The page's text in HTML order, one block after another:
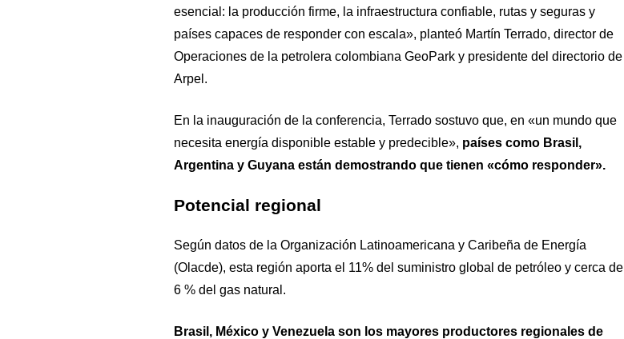
esencial: la producción firme, la infraestructura confiable, rutas y seguras y
países capaces de responder con escala», planteó Martín Terrado, director de
Operaciones de la petrolera colombiana GeoPark y presidente del directorio de
Arpel.
En la inauguración de la conferencia, Terrado sostuvo que, en «un mundo que
necesita energía disponible estable y predecible», países como Brasil,
Argentina y Guyana están demostrando que tienen «cómo responder».
Potencial regional
Según datos de la Organización Latinoamericana y Caribeña de Energía
(Olacde), esta región aporta el 11% del suministro global de petróleo y cerca del
6 % del gas natural.
Brasil, México y Venezuela son los mayores productores regionales de